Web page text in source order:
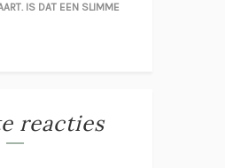
IS DAT EEN SLIMME
reacties